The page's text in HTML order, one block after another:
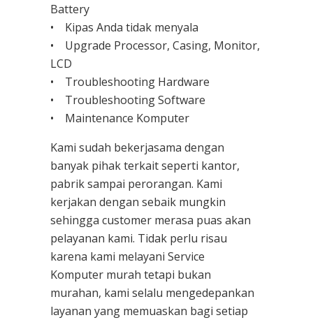
Battery
• Kipas Anda tidak menyala
• Upgrade Processor, Casing, Monitor,
LCD
• Troubleshooting Hardware
• Troubleshooting Software
• Maintenance Komputer
Kami sudah bekerjasama dengan
banyak pihak terkait seperti kantor,
pabrik sampai perorangan. Kami
kerjakan dengan sebaik mungkin
sehingga customer merasa puas akan
pelayanan kami. Tidak perlu risau
karena kami melayani Service
Komputer murah tetapi bukan
murahan, kami selalu mengedepankan
layanan yang memuaskan bagi setiap